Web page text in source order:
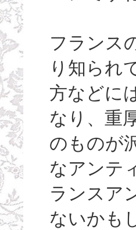
フランス
り知られ
方などに
なり、重
のものが
なアンテ
ランスア
ないかも